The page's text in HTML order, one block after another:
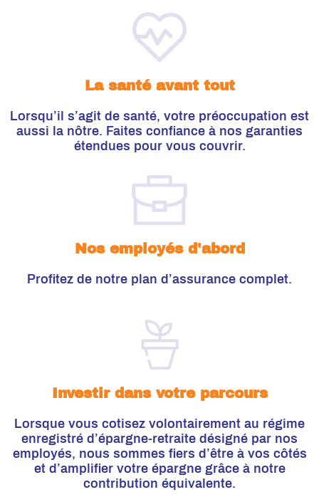
La santé avant tout
Lorsqu’il s’agit de santé, votre préoccupation est
aussi la nôtre. Faites confiance à nos garanties
étendues pour vous couvrir.
Nos employés d'abord
Profitez de notre plan d’assurance complet.
Investir dans votre parcours
Lorsque vous cotisez volontairement au régime
enregistré d’épargne-retraite désigné par nos
employés, nous sommes fiers d’être à vos côtés
et d’amplifier votre épargne grâce à notre
contribution équivalente.